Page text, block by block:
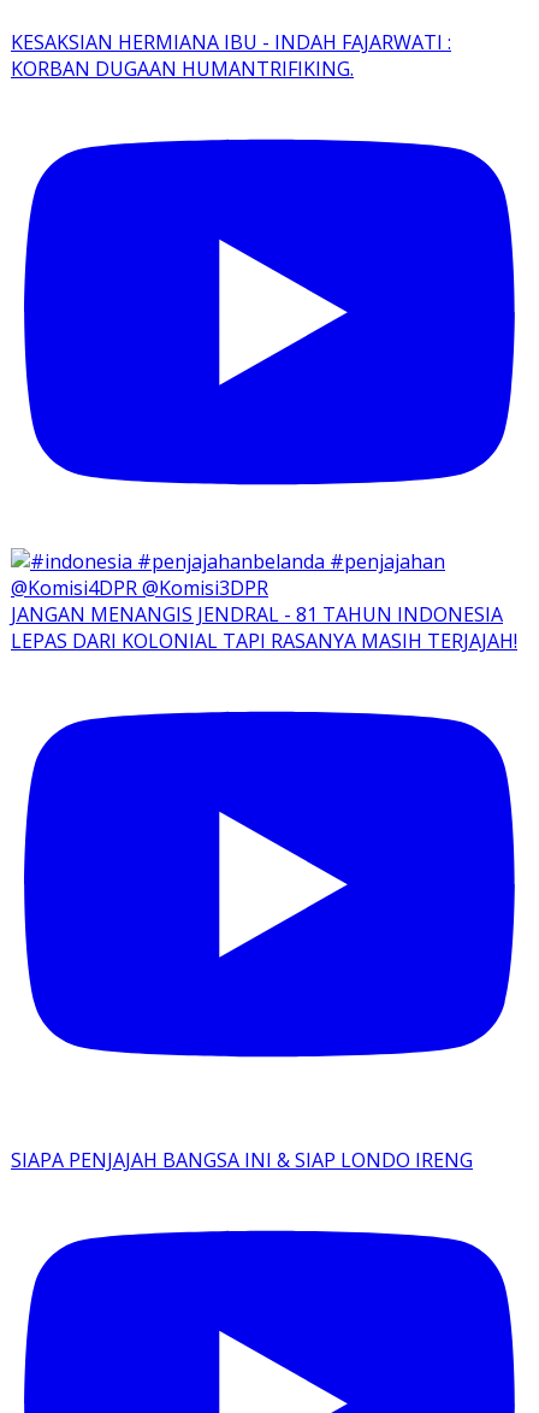
KESAKSIAN HERMIANA IBU - INDAH FAJARWATI :
KORBAN DUGAAN HUMANTRIFIKING.
JANGAN MENANGIS JENDRAL - 81 TAHUN INDONESIA
LEPAS DARI KOLONIAL TAPI RASANYA MASIH TERJAJAH!
SIAPA PENJAJAH BANGSA INI & SIAP LONDO IRENG